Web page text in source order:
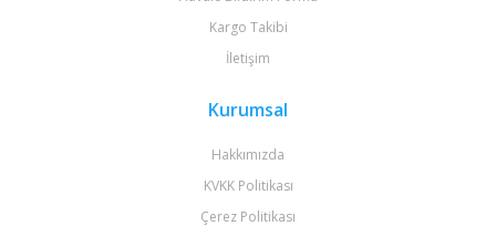
Kargo Takibi
İletişim
Kurumsal
Hakkımızda
KVKK Politikası
Çerez Politikası